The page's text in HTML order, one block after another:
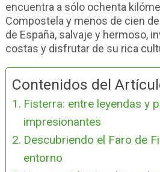
encuentra a sólo ochenta
Compostela y menos de cien
de España, salvaje y hermoso,
costas y disfrutar de su rica
Contenidos del
Fisterra: entre leyendas y
impresionantes
Descubriendo el Faro de
entorno